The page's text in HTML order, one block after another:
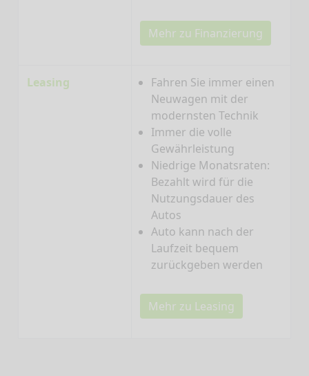
Mehr zu Finanzierung
Leasing
Fahren Sie immer einen
Neuwagen mit der
modernsten Technik
Immer die volle
Gewährleistung
Niedrige Monatsraten:
Bezahlt wird für die
Nutzungsdauer des
Autos
Auto kann nach der
Laufzeit bequem
zurückgeben werden
Mehr zu Leasing